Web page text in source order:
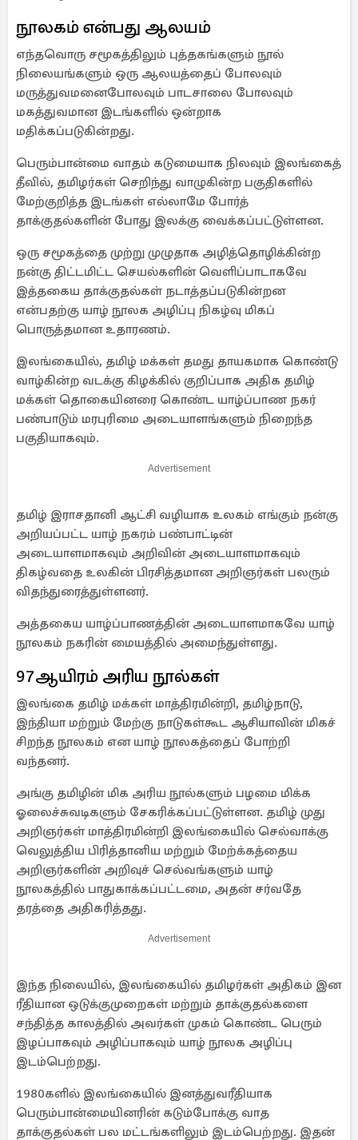
நூலகம் என்பது ஆலயம்
எந்தவொரு சமூகத்திலும் புத்தகங்களும் நூல்
நிலையங்களும் ஒரு ஆலயத்தைப் போலவும்
மருத்துவமனைபோலவும் பாடசாலை போலவும்
மகத்துவமான இடங்களில் ஒன்றாக
மதிக்கப்படுகின்றது.
பெரும்பான்மை வாதம் கடுமையாக நிலவும் இலங்கைத்
தீவில், தமிழர்கள் செறிந்து வாழுகின்ற பகுதிகளில்
மேற்குறித்த இடங்கள் எல்லாமே போர்த்
தாக்குதல்களின் போது இலக்கு வைக்கப்பட்டுள்ளன.
ஒரு சமூகத்தை முற்று முழுதாக அழித்தொழிக்கின்ற
நன்கு திட்டமிட்ட செயல்களின் வெளிப்பாடாகவே
இத்தகைய தாக்குதல்கள் நடாத்தப்படுகின்றன
என்பதற்கு யாழ் நூலக அழிப்பு நிகழ்வு மிகப்
பொருத்தமான உதாரணம்.
இலங்கையில், தமிழ் மக்கள் தமது தாயகமாக கொண்டு
வாழ்கின்ற வடக்கு கிழக்கில் குறிப்பாக அதிக தமிழ்
மக்கள் தொகையினரை கொண்ட யாழ்ப்பாண நகர்
பண்பாடும் மரபுரிமை அடையாளங்களும் நிறைந்த
பகுதியாகவும்.
Advertisement
தமிழ் இராசதானி ஆட்சி வழியாக உலகம் எங்கும் நன்கு
அறியப்பட்ட யாழ் நகரம் பண்பாட்டின்
அடையாளமாகவும் அறிவின் அடையாளமாகவும்
திகழ்வதை உலகின் பிரசித்தமான அறிஞர்கள் பலரும்
விதந்துரைத்துள்ளனர்.
அத்தகைய யாழ்ப்பாணத்தின் அடையாளமாகவே யாழ்
நூலகம் நகரின் மையத்தில் அமைந்துள்ளது.
97ஆயிரம் அரிய நூல்கள்
இலங்கை தமிழ் மக்கள் மாத்திரமின்றி, தமிழ்நாடு,
இந்தியா மற்றும் மேற்கு நாடுகள்கூட ஆசியாவின் மிகச்
சிறந்த நூலகம் என யாழ் நூலகத்தைப் போற்றி
வந்தனர்.
அங்கு தமிழின் மிக அரிய நூல்களும் பழமை மிக்க
ஓலைச்சுவடிகளும் சேகரிக்கப்பட்டுள்ளன. தமிழ் முது
அறிஞர்கள் மாத்திரமின்றி இலங்கையில் செல்வாக்கு
வெலுத்திய பிரித்தானிய மற்றும் மேற்க்கத்தைய
அறிஞர்களின் அறிவுச் செல்வங்களும் யாழ்
நூலகத்தில் பாதுகாக்கப்பட்டமை, அதன் சர்வதே
தரத்தை அதிகரித்தது.
Advertisement
இந்த நிலையில், இலங்கையில் தமிழர்கள் அதிகம் இன
ரீதியான ஒடுக்குமுறைகள் மற்றும் தாக்குதல்களை
சந்தித்த காலத்தில் அவர்கள் முகம் கொண்ட பெரும்
இழப்பாகவும் அழிப்பாகவும் யாழ் நூலக அழிப்பு
இடம்பெற்றது.
1980களில் இலங்கையில் இனத்துவரீதியாக
பெரும்பான்மையினரின் கடும்போக்கு வாத
தாக்குதல்கள் பல மட்டங்களிலும் இடம்பெற்றது. இதன்